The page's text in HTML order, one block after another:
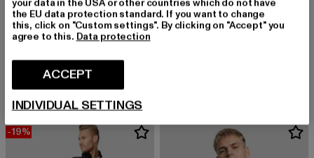
Heavy Pleated
EUR 67,19
Derzeitiger Preis: EUR 67,19
EUR 79,99
-19%
the EU data protection standard. If you want to change
this, click on "Custom settings". By clicking on "Accept" you
agree to this. Data protection
ACCEPT
INDIVIDUAL SETTINGS